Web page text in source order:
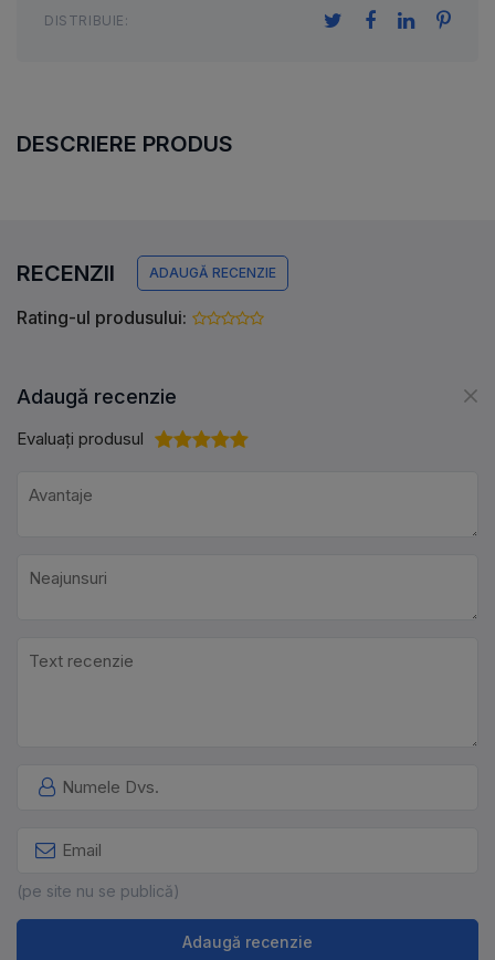
DISTRIBUIE:
DESCRIERE PRODUS
RECENZII ADAUGĂ RECENZIE
Rating-ul produsului:
Adaugă recenzie
Evaluați produsul
(pe site nu se publică)
Adaugă recenzie